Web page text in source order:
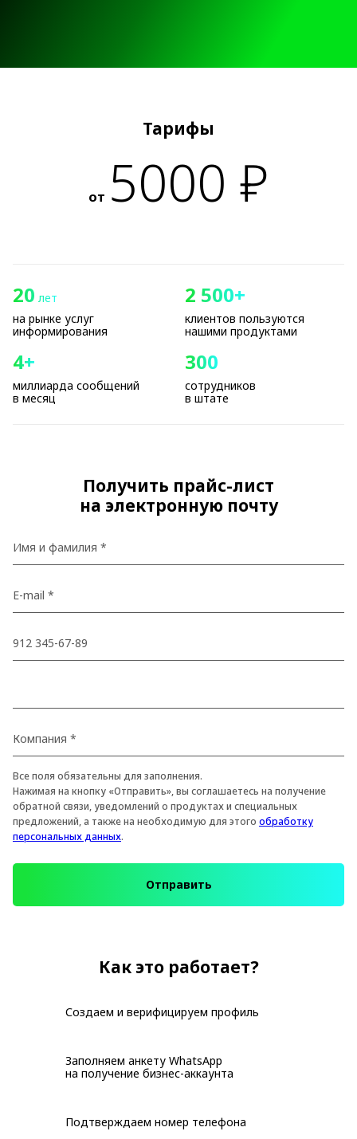
Тарифы
от 5000 ₽
20 лет
на рынке услуг
информирования
2 500+
клиентов пользуются
нашими продуктами
4+
миллиарда сообщений
в месяц
300
сотрудников
в штате
Получить прайс-лист
на электронную почту
Все поля обязательны для заполнения.
Нажимая на кнопку «Отправить», вы соглашаетесь на получение
обратной связи, уведомлений о продуктах и специальных
предложений, а также на необходимую для этого обработку
персональных данных.
Отправить
Как это работает?
Создаем и верифицируем профиль
Заполняем анкету WhatsApp
на получение бизнес-аккаунта
Подтверждаем номер телефона